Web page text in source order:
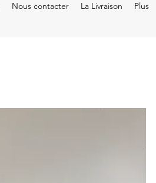
Nous contacter La Livraison Plus